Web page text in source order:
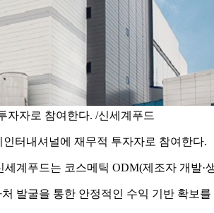
자자로 참여한다. /신세계푸드
터내셔널에 재무적 투자자로 참여한다.
계푸드는 코스메틱 ODM(제조자 개발
발굴을 통한 안정적인 수익 기반 확보